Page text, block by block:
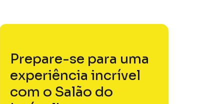
Prepare-se para uma
experiência incrível
com o Salão do